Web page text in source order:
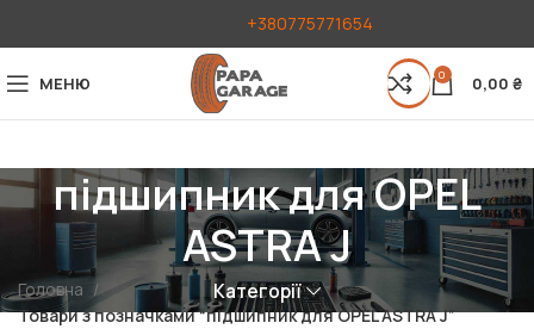
+380775771654
МЕНЮ 0 0,00 ₴
підшипник для OPEL
ASTRA J
Категорії
Головна
Товари з позначками “підшипник для OPEL ASTRA J”